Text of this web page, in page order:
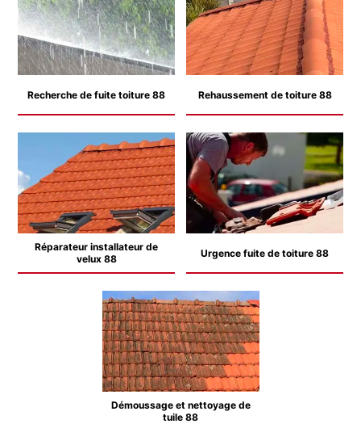
Recherche de fuite toiture 88 Rehaussement de toiture 88
Réparateur installateur de
velux 88
Urgence fuite de toiture 88
Démoussage et nettoyage de
tuile 88